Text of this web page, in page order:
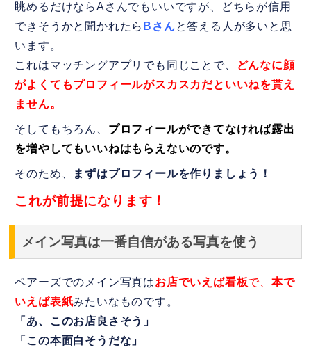
眺めるだけならAさんでもいいですが、どちらが信用
できそうかと聞かれたら Bさんと答える人が多いと思
います。
これはマッチングアプリでも同じことで、
どんなに顔
がよくてもプロフィールがスカスカだといいねを貰え
ません。
そしてもちろん、 プロフィールができてなければ露出
を増やしてもいいねはもらえないのです。
そのため、 まずはプロフィールを作りましょう！
これが前提になります！
メイン写真は一番自信がある写真を使う
ペアーズでのメイン写真はお店でいえば看板で、本で
いえば表紙みたいなものです。
「あ、このお店良さそう」
「この本面白そうだな」